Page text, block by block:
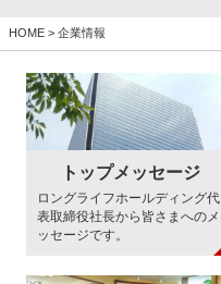
HOME > 企業情報
トップメッセージ
ロングライフホールディング代
表取締役社長から皆さまへのメ
ッセージです。